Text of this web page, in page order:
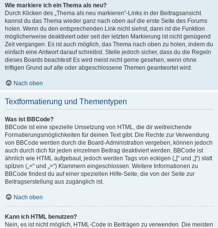
Wie markiere ich ein Thema als neu?
Durch Klicken des „Thema als neu markieren“-Links in der Beitragsansicht
kannst du das Thema wieder ganz nach oben auf die erste Seite des Forums
holen. Wenn du den entsprechenden Link nicht siehst, dann ist die Funktion
möglicherweise deaktiviert oder seit der letzten Markierung ist nicht genügend
Zeit vergangen. Es ist auch möglich, das Thema nach oben zu holen, indem du
einfach eine Antwort darauf schreibst. Stelle jedoch sicher, dass du die Regeln
dieses Boards beachtest! Es wird meist nicht gerne gesehen, wenn ohne
triftigen Grund auf alte oder abgeschlossene Themen geantwortet wird.
Nach oben
Textformatierung und Thementypen
Was ist BBCode?
BBCode ist eine spezielle Umsetzung von HTML, die dir weitreichende
Formatierungsmöglichkeiten für deinen Text gibt. Die Rechte zur Verwendung
von BBCode werden durch die Board-Administration vergeben, können jedoch
auch durch dich für jeden einzelnen Beitrag deaktiviert werden. BBCode ist
ähnlich wie HTML aufgebaut, jedoch werden Tags von eckigen („[“ und „]“) statt
spitzen („<“ und „>“) Klammern eingeschlossen. Weitere Informationen zu
BBCode findest du auf einer speziellen Hilfe-Seite, die von der Seite zur
Beitragserstellung aus zugänglich ist.
Nach oben
Kann ich HTML benutzen?
Nein, es ist nicht möglich, HTML-Code in Beiträgen zu verwenden. Die meisten